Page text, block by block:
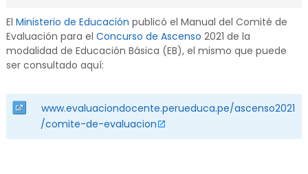
El Ministerio de Educación publicó el Manual del Comité de
Evaluación para el Concurso de Ascenso 2021 de la
modalidad de Educación Básica (EB), el mismo que puede
ser consultado aquí:
www.evaluaciondocente.perueduca.pe/ascenso2021
/comite-de-evaluacion